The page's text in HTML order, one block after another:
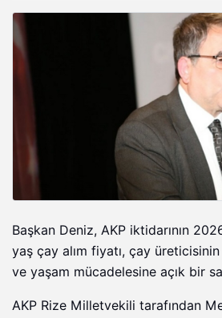
Başkan Deniz, AKP iktidarının
yaş çay alım fiyatı, çay
ve yaşam mücadelesine açık bir
AKP Rize Milletvekili tarafından